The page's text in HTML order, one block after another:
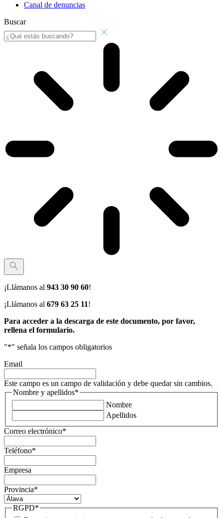
Canal de denuncias
Buscar
¡Llámanos al 943 30 90 60!
¡Llámanos al 679 63 25 11!
Para acceder a la descarga de este documento, por favor,
rellena el formulario.
"*" señala los campos obligatorios
Email
Este campo es un campo de validación y debe quedar sin cambios.
Nombre y apellidos*
Nombre
Apellidos
Correo electrónico*
Teléfono*
Empresa
Provincia*
RGPD*